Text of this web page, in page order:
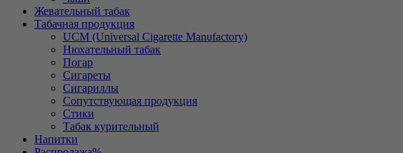
Жевательный табак
Табачная продукция
UCM (Universal Cigarette Manufactory)
Нюхательный табак
Погар
Сигареты
Сигариллы
Сопутствующая продукция
Стики
Табак курительный
Напитки